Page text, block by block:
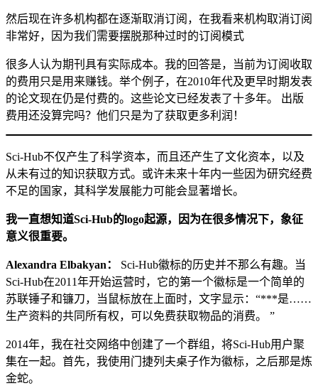
然后现在许多机构都在逐渐取消订阅，在我看来机构取消订阅
非常好，因为我们需要摆脱那种过时的订阅模式
很多人认为期刊具有实际成本。我的回答是，当前为订阅收取
的费用只是用来赚钱。举个例子，在2010年代及更早时期发表
的论文现在仍是付费的。这些论文已经发表了十多年。 出版
费用还没算完吗？他们只是为了获取更多利润！
Sci-Hub不仅产生了科学资本，而且还产生了文化资本，以及
从未有过的知识获取方式。或许未来十年内一些因为研究经费
不足的国家，其科学发展能力可能会显著增长。
我一直想知道Sci-Hub的logo起源，因为在很多情况下，象征
意义很重要。
Alexandra Elbakyan：
Sci-Hub徽标的历史并不那么有趣。当
Sci-Hub在2011年开始运营时，它的第一个徽标是一个简单的
苏联锤子和镰刀，当鼠标放在上面时，文字显示：“***是……
生产资料的共同所有权，可以免费获取物品的消费。 ”
2014年，我在社交网络中创建了一个群组，将Sci-Hub用户聚
集在一起。首先，我使用门捷列夫桌子作为徽标，之后那是炼
金蛇。